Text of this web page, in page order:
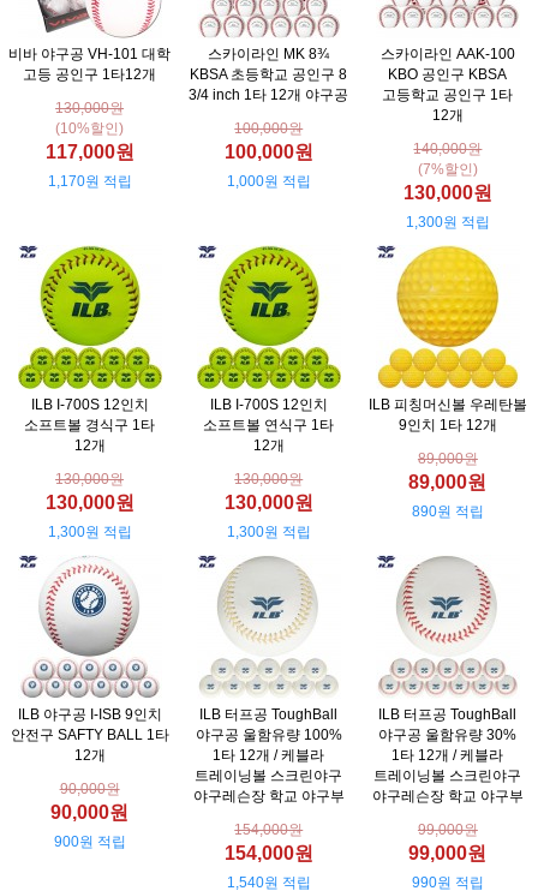
비바 야구공 VH-101 대학
고등 공인구 1타12개
130,000원
(10%할인)
117,000원
1,170원 적립
스카이라인 MK 8¾
KBSA 초등학교 공인구 8
3/4 inch 1타 12개 야구공
100,000원
100,000원
1,000원 적립
스카이라인 AAK-100
KBO 공인구 KBSA
고등학교 공인구 1타
12개
140,000원
(7%할인)
130,000원
1,300원 적립
ILB I-700S 12인치
소프트볼 경식구 1타
12개
130,000원
130,000원
1,300원 적립
ILB I-700S 12인치
소프트볼 연식구 1타
12개
130,000원
130,000원
1,300원 적립
ILB 피칭머신볼 우레탄볼
9인치 1타 12개
89,000원
89,000원
890원 적립
ILB 야구공 I-ISB 9인치
안전구 SAFTY BALL 1타
12개
90,000원
90,000원
900원 적립
ILB 터프공 ToughBall
야구공 울함유량 100%
1타 12개 / 케블라
트레이닝볼 스크린야구
야구레슨장 학교 야구부
154,000원
154,000원
1,540원 적립
ILB 터프공 ToughBall
야구공 울함유량 30%
1타 12개 / 케블라
트레이닝볼 스크린야구
야구레슨장 학교 야구부
99,000원
99,000원
990원 적립